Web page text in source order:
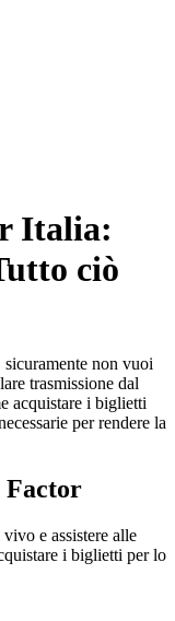
Italia:
ciò
non vuoi
trasmissione dal
acquistare i biglietti
per rendere la
Factor
e assistere alle
i biglietti per lo